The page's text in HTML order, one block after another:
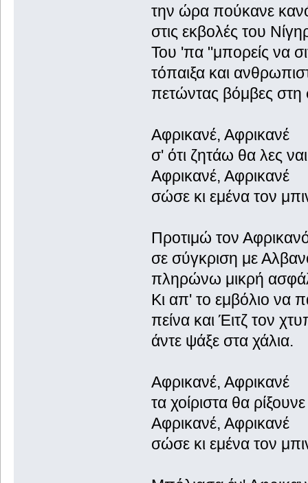
την ώρα πούκανε
στις εκβολές του
Του 'πα "μπορείς να
τόπαιξα και
πετώντας βόμβες στη
Αφρικανέ, Αφρικανέ
σ' ότι ζητάω θα λες ναι
Αφρικανέ, Αφρικανέ
σώσε κι εμένα τον
Προτιμώ τον
σε σύγκριση με
πληρώνω μικρή
Κι απ' το εμβόλιο να
πείνα και Έιτζ τον
άντε ψάξε στα χάλια.
Αφρικανέ, Αφρικανέ
τα χοίριστα θα ρίξουνε
Αφρικανέ, Αφρικανέ
σώσε κι εμένα τον